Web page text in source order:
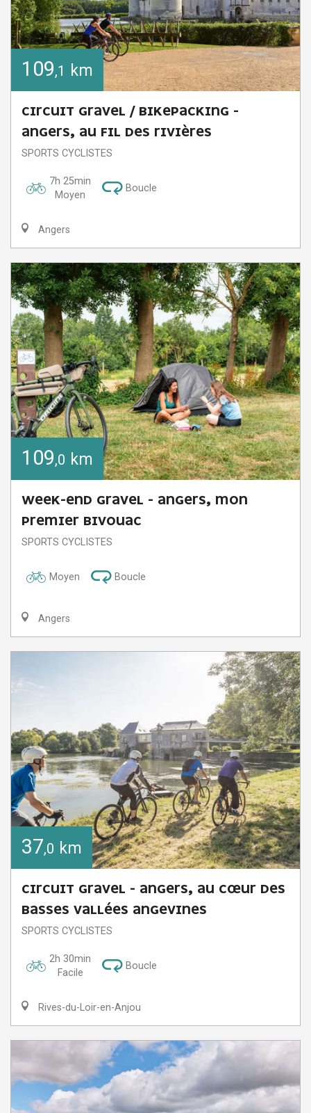
109,1 km
CIRCUIT GRAVEL / BIKEPACKING -
ANGERS, AU FIL DES RIVIÈRES
SPORTS CYCLISTES
7h 25min
Moyen
Boucle
Angers
109,0 km
WEEK-END GRAVEL - ANGERS, MON
PREMIER BIVOUAC
SPORTS CYCLISTES
Moyen Boucle
Angers
37,0 km
CIRCUIT GRAVEL - ANGERS, AU CŒUR DES
BASSES VALLÉES ANGEVINES
SPORTS CYCLISTES
2h 30min
Facile
Boucle
Rives-du-Loir-en-Anjou